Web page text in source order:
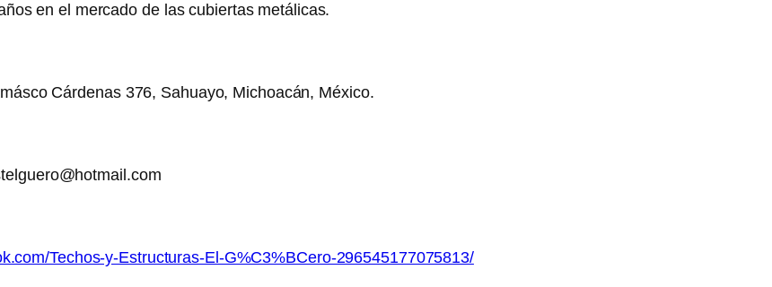
en el mercado de las cubiertas metálicas.
Cárdenas 376, Sahuayo, Michoacán, México.
Techos-y-Estructuras-El-G%C3%BCero-296545177075813/